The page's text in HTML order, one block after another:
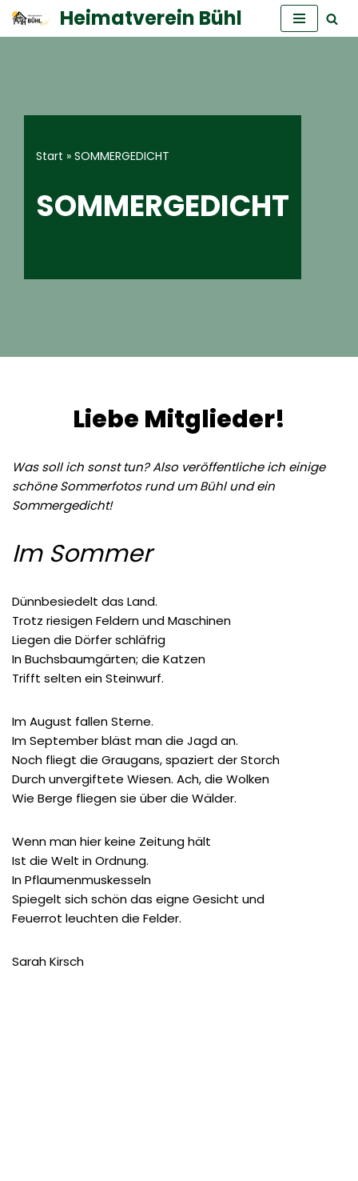
Heimatverein Bühl
Start » SOMMERGEDICHT
SOMMERGEDICHT
Liebe Mitglieder!
Was soll ich sonst tun? Also veröffentliche ich einige
schöne Sommerfotos rund um Bühl und ein
Sommergedicht!
Im Sommer
Dünnbesiedelt das Land.
Trotz riesigen Feldern und Maschinen
Liegen die Dörfer schläfrig
In Buchsbaumgärten; die Katzen
Trifft selten ein Steinwurf.
Im August fallen Sterne.
Im September bläst man die Jagd an.
Noch fliegt die Graugans, spaziert der Storch
Durch unvergiftete Wiesen. Ach, die Wolken
Wie Berge fliegen sie über die Wälder.
Wenn man hier keine Zeitung hält
Ist die Welt in Ordnung.
In Pflaumenmuskesseln
Spiegelt sich schön das eigne Gesicht und
Feuerrot leuchten die Felder.
Sarah Kirsch